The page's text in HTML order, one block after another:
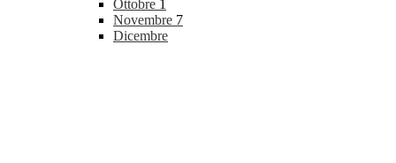
Ottobre 1
Novembre 7
Dicembre